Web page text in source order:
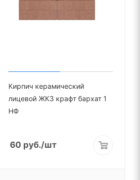
Кирпич керамический
лицевой ЖКЗ крафт бархат 1
НФ
60 руб./шт